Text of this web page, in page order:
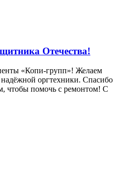
Отечества!
«Копи‑групп»! Желаем
надёжной оргтехники. Спасибо
чтобы помочь с ремонтом! С